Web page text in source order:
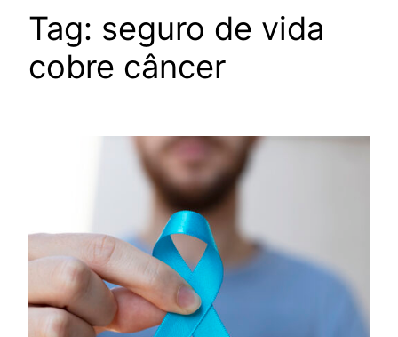
Tag: seguro de vida
cobre câncer